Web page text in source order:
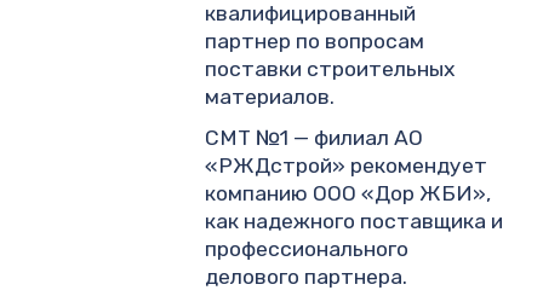
квалифицированный
партнер по вопросам
поставки строительных
материалов.
СМТ №1 — филиал АО
«РЖДстрой» рекомендует
компанию ООО «Дор ЖБИ»,
как надежного поставщика и
профессионального
делового партнера.